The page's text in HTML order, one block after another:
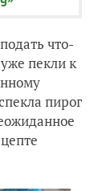
что-
пекли к
пирог